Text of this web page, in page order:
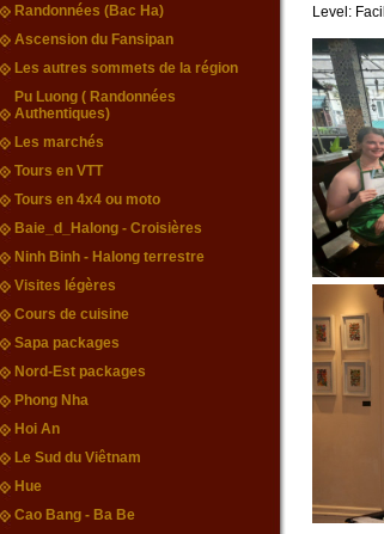
Randonnées (Bac Ha)
Ascension du Fansipan
Les autres sommets de la région
Pu Luong ( Randonnées
Authentiques)
Les marchés
Tours en VTT
Tours en 4x4 ou moto
Baie_d_Halong - Croisières
Ninh Binh - Halong terrestre
Visites légères
Cours de cuisine
Sapa packages
Nord-Est packages
Phong Nha
Hoi An
Le Sud du Viêtnam
Hue
Cao Bang - Ba Be
Level: